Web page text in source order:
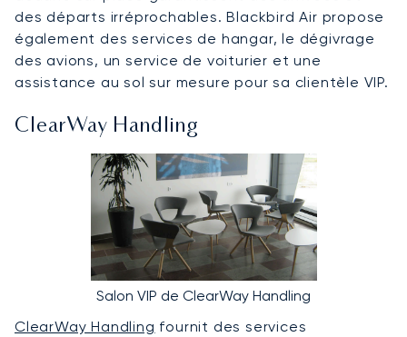
des départs irréprochables. Blackbird Air propose
également des services de hangar, le dégivrage
des avions, un service de voiturier et une
assistance au sol sur mesure pour sa clientèle VIP.
ClearWay Handling
Salon VIP de ClearWay Handling
ClearWay Handling fournit des services